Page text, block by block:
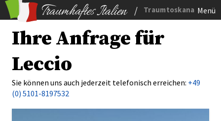
/ Traumtoskana Menü
Ihre Anfrage für
Leccio
Sie können uns auch jederzeit telefonisch erreichen: +49
(0) 5101-8197532